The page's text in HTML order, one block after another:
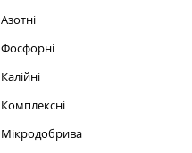
Азотні
Фосфорні
Калійні
Комплексні
Мікродобрива